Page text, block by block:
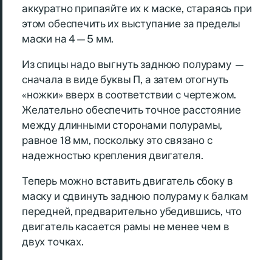
аккуратно припаяйте их к маске, стараясь при
этом обеспечить их выступание за пределы
маски на 4—5 мм.
Из спицы надо выгнуть заднюю полураму —
сначала в виде буквы П, а затем отогнуть
«ножки» вверх в соответствии с чертежом.
Желательно обеспечить точное расстояние
между длинными сторонами полурамы,
равное 18 мм, поскольку это связано с
надежностью крепления двигателя.
Теперь можно вставить двигатель сбоку в
маску и сдвинуть заднюю полураму к балкам
передней, предварительно убедившись, что
двигатель касается рамы не менее чем в
двух точках.